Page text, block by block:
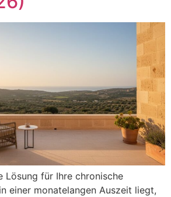
Lösung für Ihre chronische
einer monatelangen Auszeit liegt,